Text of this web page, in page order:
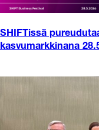
SHIFTissä
kasvumarkkinana